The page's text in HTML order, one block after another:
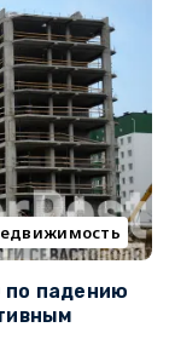
падению